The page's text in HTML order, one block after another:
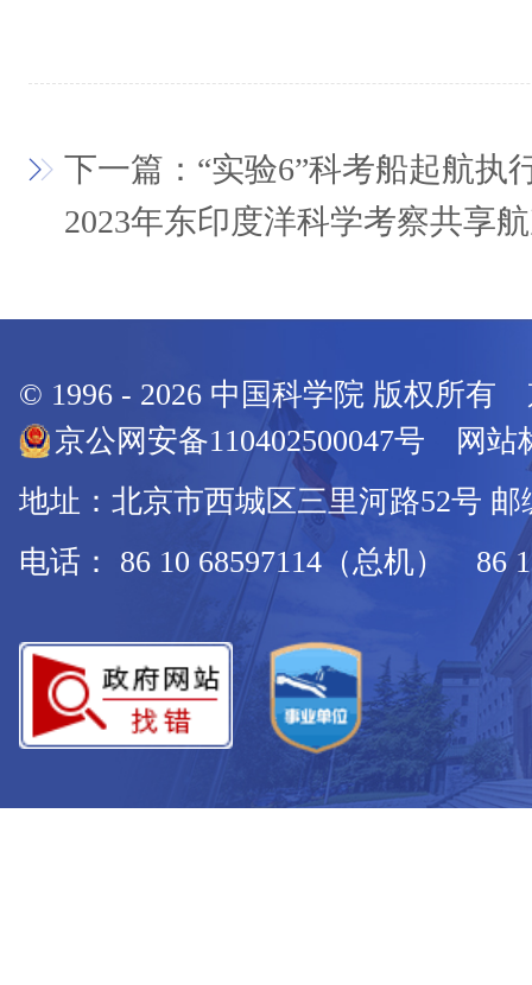
下一篇：“实验6”科考船起航执
2023年东印度洋科学考察共享
© 1996 - 2026 中国科学院 版权所有
京公网安备110402500047号 网站
地址：北京市西城区三里河路52号 邮
电话： 86 10 68597114（总机） 86